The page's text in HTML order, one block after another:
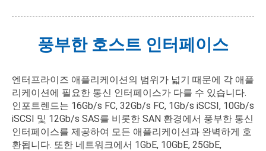
풍부한 호스트 인터페이스
엔터프라이즈 애플리케이션의 범위가 넓기 때문에 각 애플
리케이션에 필요한 통신 인터페이스가 다를 수 있습니다.
인포트렌드는 16Gb/s FC, 32Gb/s FC, 1Gb/s iSCSI, 10Gb/s
iSCSI 및 12Gb/s SAS를 비롯한 SAN 환경에서 풍부한 통신
인터페이스를 제공하여 모든 애플리케이션과 완벽하게 호
환됩니다. 또한 네트워크에서 1GbE, 10GbE, 25GbE,